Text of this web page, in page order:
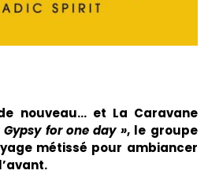
nouveau… et La Caravane
Gypsy for one day », le groupe
métissé pour ambiancer